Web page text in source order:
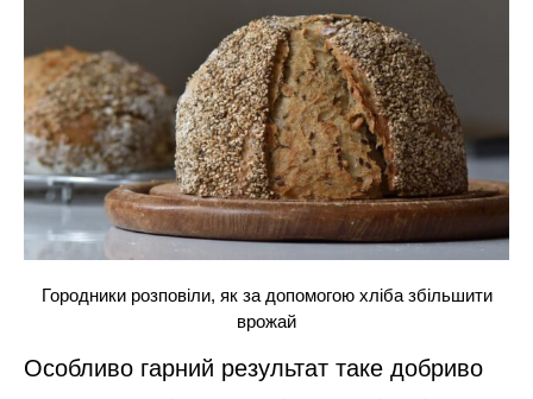
Городники розповіли, як за допомогою хліба збільшити
врожай
Особливо гарний результат таке добриво